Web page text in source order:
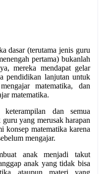
dasar (terutama jenis guru
pertama) bukanlah
mereka mendapat gelar
pendidikan lanjutan untuk
matematika, dan
matematika.
keterampilan dan semua
yang merusak harapan
konsep matematika karena
mengajar.
anak menjadi takut
anak yang tidak bisa